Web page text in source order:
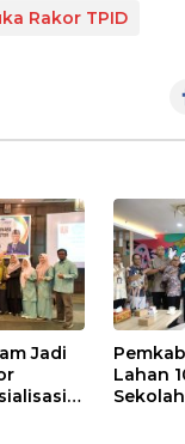
e ar
Rakor TPID
Jadi
Lahan